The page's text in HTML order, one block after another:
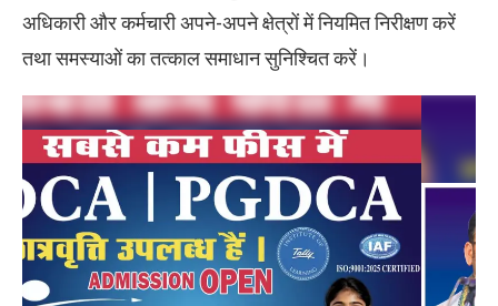
अधिकारी और कर्मचारी अपने-अपने क्षेत्रों में नियमित निरीक्षण करें
तथा समस्याओं का तत्काल समाधान सुनिश्चित करें।